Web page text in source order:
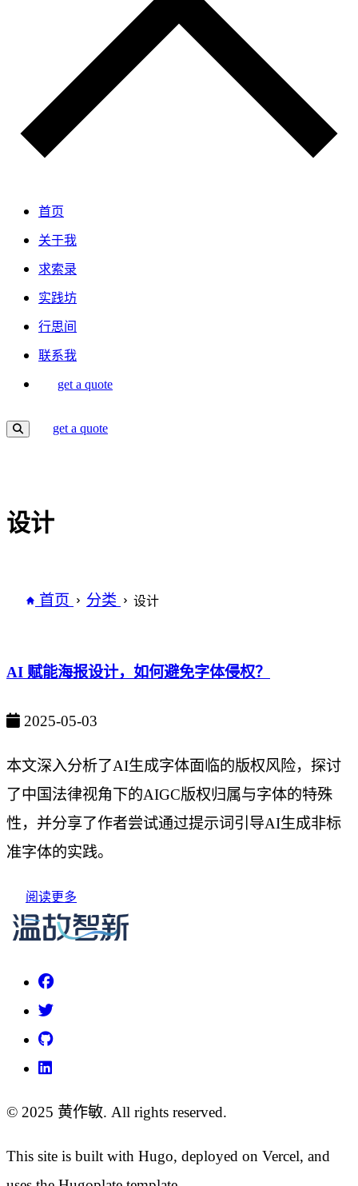
首页
关于我
求索录
实践坊
行思间
联系我
get a quote
get a quote
设计
首页 分类 设计
AI 赋能海报设计，如何避免字体侵权？
2025-05-03
本文深入分析了AI生成字体面临的版权风险，探讨
了中国法律视角下的AIGC版权归属与字体的特殊
性，并分享了作者尝试通过提示词引导AI生成非标
准字体的实践。
阅读更多
© 2025 黄作敏. All rights reserved.
This site is built with Hugo, deployed on Vercel, and